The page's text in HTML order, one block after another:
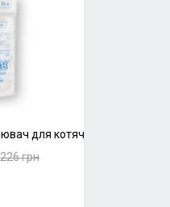
для котячого туалету
226 грн